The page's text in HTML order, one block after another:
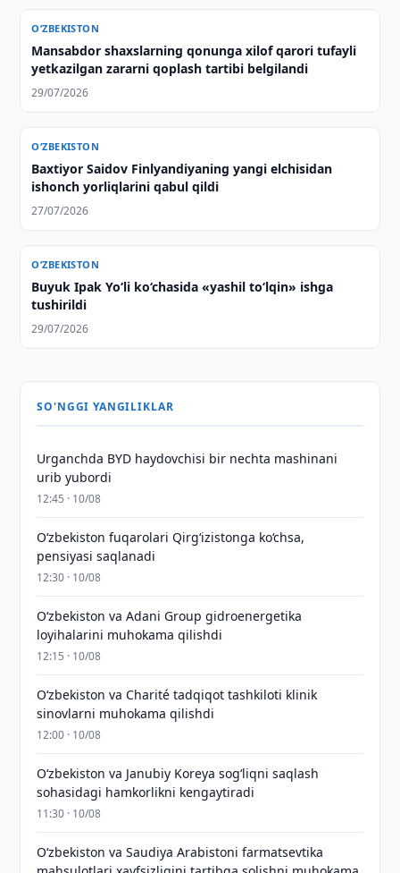
O‘ZBEKISTON
Mansabdor shaxslarning qonunga xilof qarori tufayli
yetkazilgan zararni qoplash tartibi belgilandi
29/07/2026
O‘ZBEKISTON
Baxtiyor Saidov Finlyandiyaning yangi elchisidan
ishonch yorliqlarini qabul qildi
27/07/2026
O‘ZBEKISTON
Buyuk Ipak Yo‘li ko‘chasida «yashil to‘lqin» ishga
tushirildi
29/07/2026
SO'NGGI YANGILIKLAR
Urganchda BYD haydovchisi bir nechta mashinani
urib yubordi
12:45 · 10/08
O‘zbekiston fuqarolari Qirg‘izistonga ko‘chsa,
pensiyasi saqlanadi
12:30 · 10/08
Oʻzbekiston va Adani Group gidroenergetika
loyihalarini muhokama qilishdi
12:15 · 10/08
Oʻzbekiston va Charité tadqiqot tashkiloti klinik
sinovlarni muhokama qilishdi
12:00 · 10/08
Oʻzbekiston va Janubiy Koreya sogʻliqni saqlash
sohasidagi hamkorlikni kengaytiradi
11:30 · 10/08
Oʻzbekiston va Saudiya Arabistoni farmatsevtika